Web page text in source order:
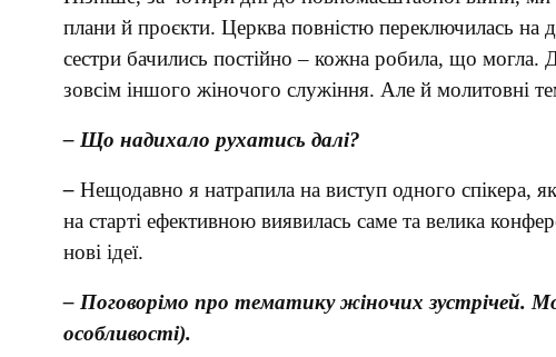
плани й проєкти. Церква повністю переключилась на
сестри бачились постійно – кожна робила, що
зовсім іншого жіночого служіння. Але й молитовні
– Що надихало рухатись далі?
– Нещодавно я натрапила на виступ одного спікера,
на старті ефективною виявилась саме та велика
нові ідеї.
– Поговорімо про тематику жіночих зустрічей.
особливості).